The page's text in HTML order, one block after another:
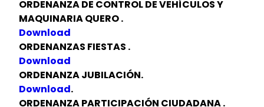
ORDENANZA DE CONTROL DE VEHÍCULOS Y
MAQUINARIA QUERO .
Download
ORDENANZAS FIESTAS .
Download
ORDENANZA JUBILACIÓN.
Download.
ORDENANZA PARTICIPACIÓN CIUDADANA .